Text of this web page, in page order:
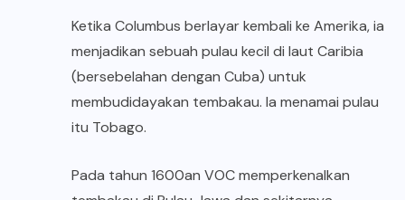
Ketika Columbus berlayar kembali ke Amerika, ia
menjadikan sebuah pulau kecil di laut Caribia
(bersebelahan dengan Cuba) untuk
membudidayakan tembakau. Ia menamai pulau
itu Tobago.
Pada tahun 1600an VOC memperkenalkan